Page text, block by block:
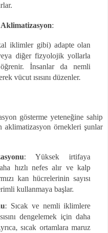
:
iklimler gibi) adapte olan
diğer fizyolojik yollarla
İnsanlar da nemli
vücut ısısını düzenler.
gösterme yeteneğine sahip
aklimatizasyon örnekleri şunlar
: Yüksek irtifaya
hızlı nefes alır ve kalp
kan hücrelerinin sayısı
kullanmaya başlar.
: Sıcak ve nemli iklimlere
dengelemek için daha
sıcak ortamlara maruz